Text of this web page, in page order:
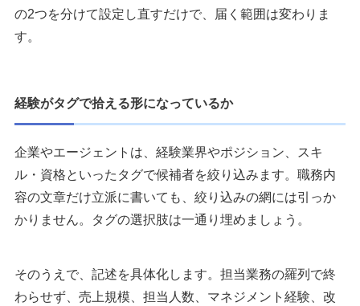
の2つを分けて設定し直すだけで、届く範囲は変わりま
す。
経験がタグで拾える形になっているか
企業やエージェントは、経験業界やポジション、スキ
ル・資格といったタグで候補者を絞り込みます。職務内
容の文章だけ立派に書いても、絞り込みの網には引っか
かりません。タグの選択肢は一通り埋めましょう。
そのうえで、記述を具体化します。担当業務の羅列で終
わらせず、売上規模、担当人数、マネジメント経験、改